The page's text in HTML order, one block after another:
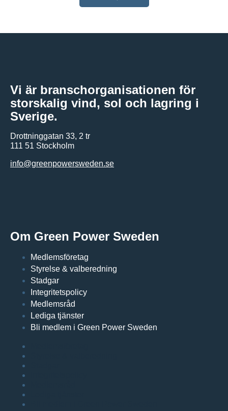
Vi är branschorganisationen för
storskalig vind, sol och lagring i
Sverige.
Drottninggatan 33, 2 tr
111 51 Stockholm
info@greenpowersweden.se
Om Green Power Sweden
Medlemsföretag
Styrelse & valberedning
Stadgar
Integritetspolicy
Medlemsråd
Lediga tjänster
Bli medlem i Green Power Sweden